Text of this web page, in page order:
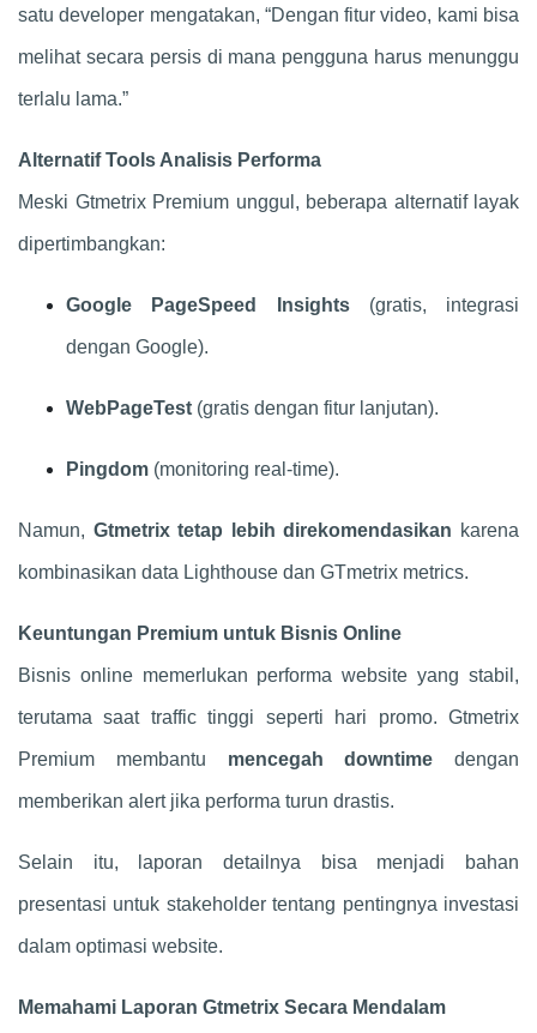
satu developer mengatakan, “Dengan fitur video, kami bisa
melihat secara persis di mana pengguna harus menunggu
terlalu lama.”
Alternatif Tools Analisis Performa
Meski Gtmetrix Premium unggul, beberapa alternatif layak
dipertimbangkan:
Google PageSpeed Insights(gratis, integrasi
dengan Google).
WebPageTest (gratis dengan fitur lanjutan).
Pingdom (monitoring real-time).
Namun, Gtmetrix tetap lebih direkomendasikan karena
kombinasikan data Lighthouse dan GTmetrix metrics.
Keuntungan Premium untuk Bisnis Online
Bisnis online memerlukan performa website yang stabil,
terutama saat traffic tinggi seperti hari promo. Gtmetrix
Premium membantu mencegah downtime dengan
memberikan alert jika performa turun drastis.
Selain itu, laporan detailnya bisa menjadi bahan
presentasi untuk stakeholder tentang pentingnya investasi
dalam optimasi website.
Memahami Laporan Gtmetrix Secara Mendalam